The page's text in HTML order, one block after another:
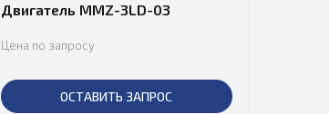
Двигатель MMZ-3LD-03
Цена по запросу
ОСТАВИТЬ ЗАПРОС